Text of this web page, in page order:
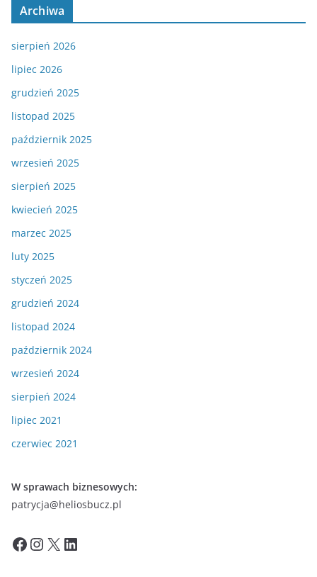
Archiwa
sierpień 2026
lipiec 2026
grudzień 2025
listopad 2025
październik 2025
wrzesień 2025
sierpień 2025
kwiecień 2025
marzec 2025
luty 2025
styczeń 2025
grudzień 2024
listopad 2024
październik 2024
wrzesień 2024
sierpień 2024
lipiec 2021
czerwiec 2021
W sprawach biznesowych:
patrycja@heliosbucz.pl
Facebook InstagramX LinkedIn